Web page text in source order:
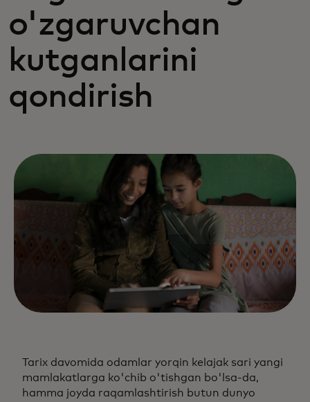
Yangiliklar va trendlar
o'zgaruvchan
kutganlarini
qondirish
Tarix davomida odamlar yorqin kelajak sari yangi
mamlakatlarga ko'chib o'tishgan bo'lsa-da,
hamma joyda raqamlashtirish butun dunyo